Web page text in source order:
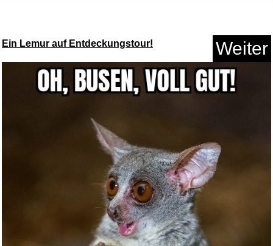
waterdrop® Sauerkirsche - 12 ...
Anzeige
Ein Lemur auf Entdeckungstour! Weiter